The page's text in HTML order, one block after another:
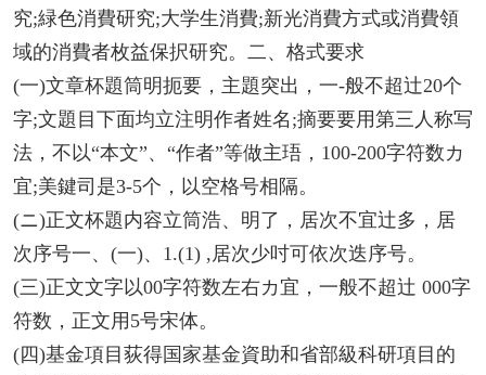
究;緑色消費研究;大学生消費;新光消費方式或消費領
域的消費者枚益保択研究。二、格式要求
(一)文章杯題筒明扼要，主題突出，一-般不超辻20个
字;文題目下面均立注明作者姓名;摘要要用第三人称写
法，不以“本文”、“作者”等做主珸，100-200字符数カ
宜;美鍵司是3-5个，以空格号相隔。
(ニ)正文杯題内容立筒浩、明了，居次不宜辻多，居
次序号一、(一)、1.(1) ,居次少吋可依次迭序号。
(三)正文文字以00字符数左右カ宜，一般不超辻 000字
符数，正文用5号宋体。
(四)基金項目荻得国家基金資助和省部級科研項目的